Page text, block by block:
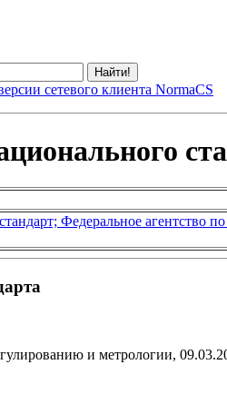
сетевого клиента NormaCS
Федеральное агентство
и метрологии,